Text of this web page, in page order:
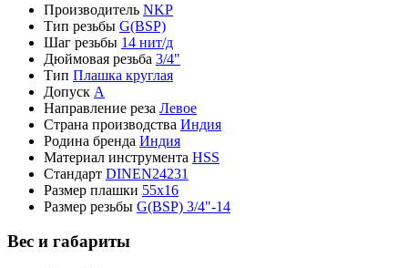
Производитель NKP
Тип резьбы G(BSP)
Шаг резьбы 14 нит/д
Дюймовая резьба 3/4"
Тип Плашка круглая
Допуск A
Направление реза Левое
Страна производства Индия
Родина бренда Индия
Материал инструмента HSS
Стандарт DINEN24231
Размер плашки 55x16
Размер резьбы G(BSP) 3/4"-14
Вес и габариты